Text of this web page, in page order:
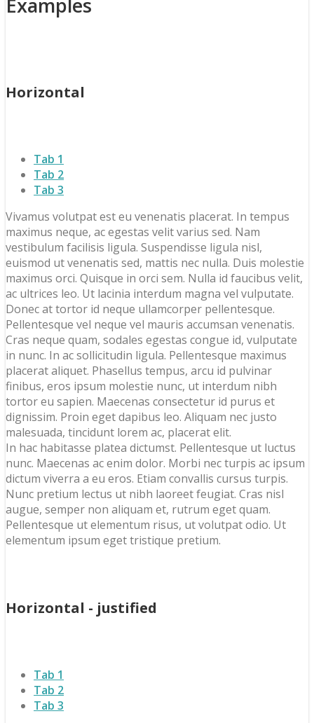
Examples
Horizontal
Tab 1
Tab 2
Tab 3
Vivamus volutpat est eu venenatis placerat. In tempus
maximus neque, ac egestas velit varius sed. Nam
vestibulum facilisis ligula. Suspendisse ligula nisl,
euismod ut venenatis sed, mattis nec nulla. Duis molestie
maximus orci. Quisque in orci sem. Nulla id faucibus velit,
ac ultrices leo. Ut lacinia interdum magna vel vulputate.
Donec at tortor id neque ullamcorper pellentesque.
Pellentesque vel neque vel mauris accumsan venenatis.
Cras neque quam, sodales egestas congue id, vulputate
in nunc. In ac sollicitudin ligula. Pellentesque maximus
placerat aliquet. Phasellus tempus, arcu id pulvinar
finibus, eros ipsum molestie nunc, ut interdum nibh
tortor eu sapien. Maecenas consectetur id purus et
dignissim. Proin eget dapibus leo. Aliquam nec justo
malesuada, tincidunt lorem ac, placerat elit.
In hac habitasse platea dictumst. Pellentesque ut luctus
nunc. Maecenas ac enim dolor. Morbi nec turpis ac ipsum
dictum viverra a eu eros. Etiam convallis cursus turpis.
Nunc pretium lectus ut nibh laoreet feugiat. Cras nisl
augue, semper non aliquam et, rutrum eget quam.
Pellentesque ut elementum risus, ut volutpat odio. Ut
elementum ipsum eget tristique pretium.
Horizontal - justified
Tab 1
Tab 2
Tab 3